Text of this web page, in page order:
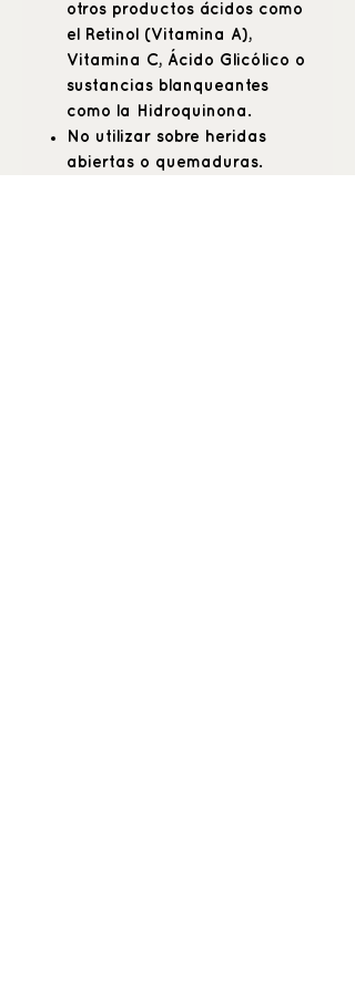
otros productos ácidos como
el Retinol (Vitamina A),
Vitamina C, Ácido Glicólico o
sustancias blanqueantes
como la Hidroquinona.
No utilizar sobre heridas
abiertas o quemaduras.